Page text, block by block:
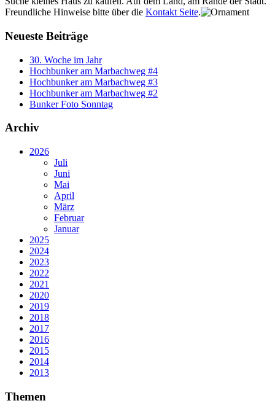
Freundliche Hinweise bitte über die Kontakt Seite.
Neueste Beiträge
30. Woche im Jahr
Hochbunker am Marbachweg #4
Hochbunker am Marbachweg #3
Hochbunker am Marbachweg #2
Bunker Foto Sonntag
Archiv
2026
Juli
Juni
Mai
April
März
Februar
Januar
2025
2024
2023
2022
2021
2020
2019
2018
2017
2016
2015
2014
2013
Themen